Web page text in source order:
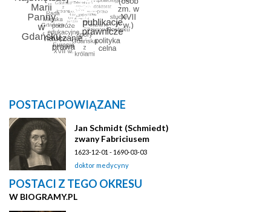
POSTACI POWIĄZANE
Jan Schmidt (Schmiedt)
zwany Fabriciusem
1623-12-01 - 1690-03-03
doktor medycyny
POSTACI Z TEGO OKRESU
W BIOGRAMY.PL